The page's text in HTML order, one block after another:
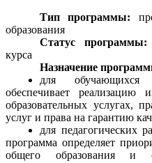
Тип программы:
образования
Статус
курса
Назначение
для обучающихся
обеспечивает
образовательных услугах,
услуг и права на гарантию
для
программа определяет
общего образования и